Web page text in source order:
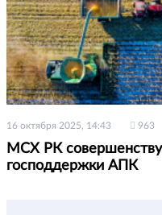
16 октября 2025, 14:43 963
МСХ РК
господдержки АПК